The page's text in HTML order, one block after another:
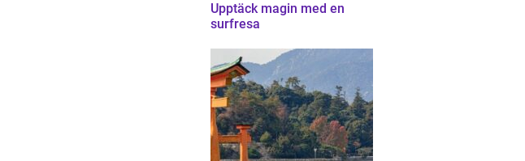
Upptäck magin med en
surfresa